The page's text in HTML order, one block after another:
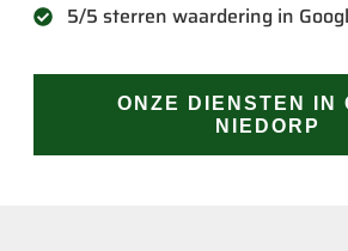
5/5 sterren waardering in
ONZE DIENSTEN IN
NIEDORP